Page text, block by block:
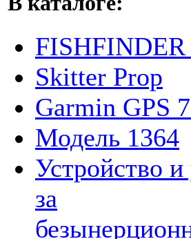
FISHFINDER
Skitter Prop
Garmin GPS
Модель 1364
Устройство и
за